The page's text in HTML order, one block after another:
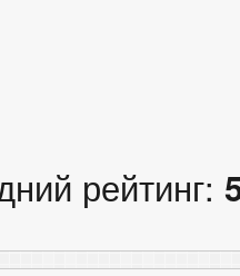
рейтинг: